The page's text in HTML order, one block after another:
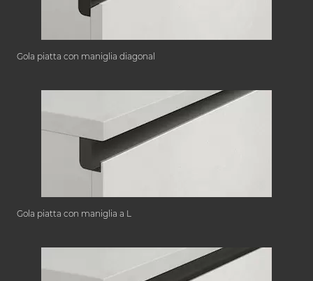
Gola piatta con maniglia diagonal
Gola piatta con maniglia a L